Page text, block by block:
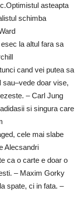
asteapta
schimba
la altul fara sa
cand vei putea sa
sau–vede doar vise,
– Carl Jung
si singura care
cele mai slabe
Alecsandri
ca o carte e doar o
– Maxim Gorky
spate, ci in fata. –